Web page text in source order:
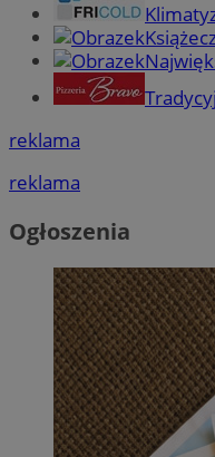
reklama
reklama
Ogłoszenia